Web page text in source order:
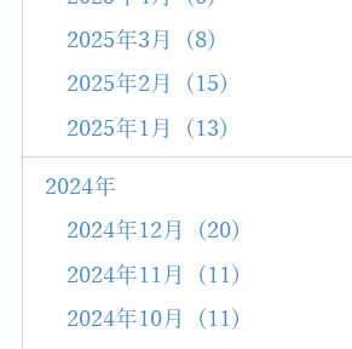
2025年3月 (8)
2025年2月 (15)
2025年1月 (13)
2024年
2024年12月 (20)
2024年11月 (11)
2024年10月 (11)